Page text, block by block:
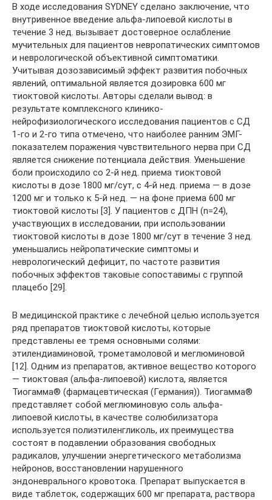
В ходе исследования SYDNEY сделано заключение, что
внутривенное введение альфа-липоевой кислоты в
течение 3 нед. вызывает достоверное ослабление
мучительных для пациентов невропатических симптомов
и неврологической объективной симптоматики.
Учитывая дозозависимый эффект развития побочных
явлений, оптимальной является дозировка 600 мг
тиоктовой кислоты. Авторы сделали вывод: в
результате комплексного клинико-
нейрофизиологического исследования пациентов с СД
1-го и 2-го типа отмечено, что наиболее ранним ЭМГ-
показателем поражения чувствительного нерва при СД
является снижение потенциала действия. Уменьшение
боли происходило со 2-й нед. приема тиоктовой
кислоты в дозе 1800 мг/сут, с 4-й нед. приема — в дозе
1200 мг и только к 5-й нед. — на фоне приема 600 мг
тиоктовой кислоты [3]. У пациентов с ДПН (n=24),
участвующих в исследовании, при использовании
тиоктовой кислоты в дозе 1800 мг/сут в течение 3 нед.
уменьшались нейропатические симптомы и
неврологический дефицит, по частоте развития
побочных эффектов таковые сопоставимы с группой
плацебо [29].
В медицинской практике с лечебной целью используется
ряд препаратов тиоктовой кислоты, которые
представлены ее тремя основными солями:
этилендиаминовой, трометамоловой и меглюминовой
[12]. Одним из препаратов, активное вещество которого
— тиоктовая (альфа-липоевой) кислота, является
Тиогамма® (фармацевтическая (Германия)). Тиогамма®
представляет собой меглюминовую соль aльфа-
липоевой кислоты, в качестве солюбилизатора
используется полиэтиленгликоль, их преимущества
состоят в подавлении образования свободных
радикалов, улучшении энергетического метаболизма
нейронов, восстановлении нарушенного
эндоневрального кровотока. Препарат выпускается в
виде таблеток, содержащих 600 мг препарата, раствора